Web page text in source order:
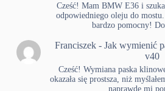
Cześć! Mam BMW E36 i
odpowiedniego oleju do
bardzo pomocny!
Franciszek- Jak wymienić
v40
Cześć! Wymiana paska
okazała się prostsza, niż
naprawdę mi